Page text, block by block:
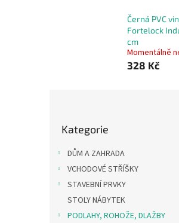
Černá PVC
Fortelock
cm
Momentálně
328 Kč
kategorie
Kategorie
DŮM A ZAHRADA
VCHODOVÉ STŘÍŠKY
STAVEBNÍ PRVKY
STOLY NÁBYTEK
PODLAHY, ROHOŽE, DLAŽBY